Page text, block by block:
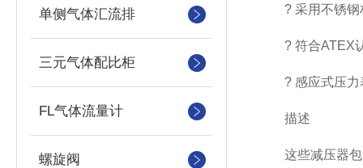
单侧气体汇流排
三元气体配比柜
FL气体流量计
螺旋阀
? 采用不锈钢
? 符合ATEX认
? 感应式压力
描述
这些减压器包含